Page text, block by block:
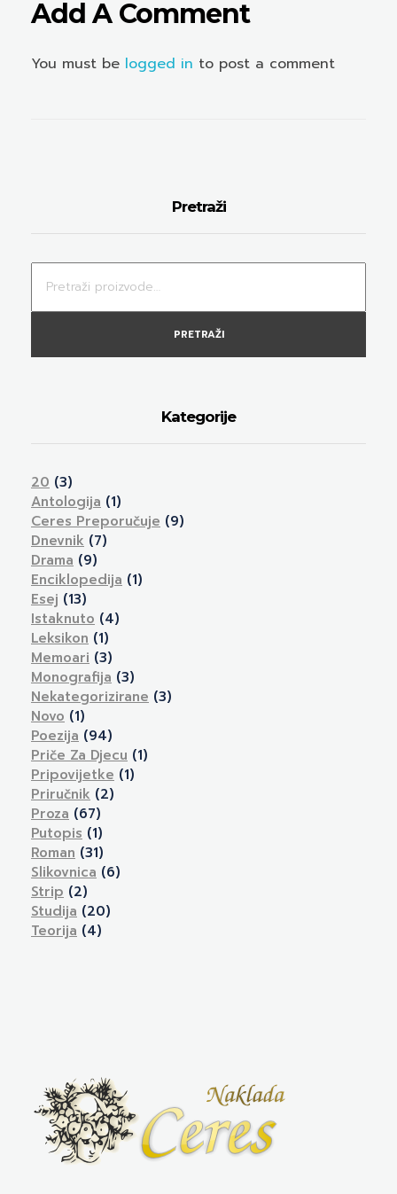
Add A Comment
You must be logged in to post a comment
Pretraži
PRETRAŽI
Kategorije
20 (3)
Antologija (1)
Ceres Preporučuje (9)
Dnevnik (7)
Drama (9)
Enciklopedija (1)
Esej (13)
Istaknuto (4)
Leksikon (1)
Memoari (3)
Monografija (3)
Nekategorizirane (3)
Novo (1)
Poezija (94)
Priče Za Djecu (1)
Pripovijetke (1)
Priručnik (2)
Proza (67)
Putopis (1)
Roman (31)
Slikovnica (6)
Strip (2)
Studija (20)
Teorija (4)